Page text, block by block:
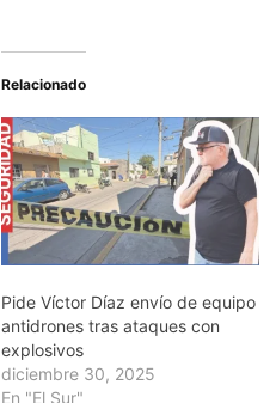
Relacionado
Pide Víctor Díaz envío de equipo
antidrones tras ataques con
explosivos
diciembre 30, 2025
En "El Sur"